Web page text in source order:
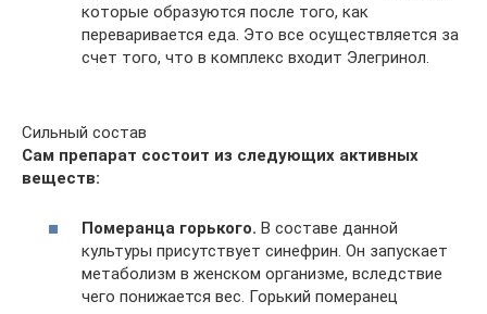
которые образуются после того, как
переваривается еда. Это все осуществляется за
счет того, что в комплекс входит Элегринол.
Сильный состав
Сам препарат состоит из следующих активных
веществ:
Померанца горького. В составе данной
культуры присутствует синефрин. Он запускает
метаболизм в женском организме, вследствие
чего понижается вес. Горький померанец